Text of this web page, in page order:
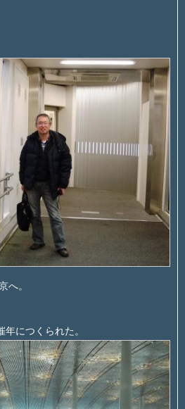
へ。
につくられた。